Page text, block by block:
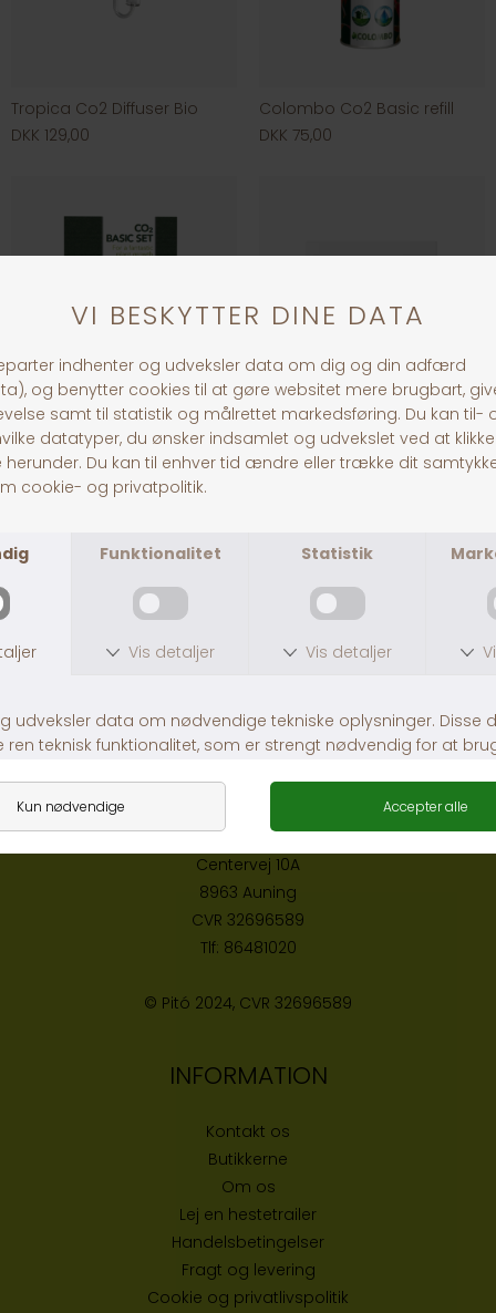
Tropica Co2 Diffuser Bio
DKK 129,00
Colombo Co2 Basic refill
DKK 75,00
Colombo Co2 Kit Basic
KONTAKT
Pitó Auning
Centervej 10A
8963 Auning
CVR 32696589
Tlf: 86481020
© Pitó 2024, CVR 32696589
INFORMATION
Kontakt os
Butikkerne
Om os
Lej en hestetrailer
Handelsbetingelser
Fragt og levering
Cookie og privatlivspolitik